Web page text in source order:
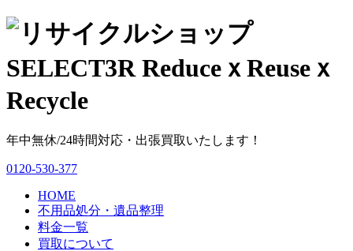
年中無休/24時間対応・出張買取いたします！
0120-530-377
HOME
不用品処分・遺品整理
料金一覧
買取について